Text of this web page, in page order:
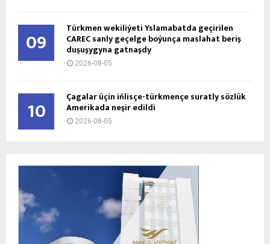
09 Türkmen wekiliýeti Yslamabatda geçirilen
CAREC sanly geçelge boýunça maslahat beriş
duşuşygyna gatnaşdy
2026-08-05
10 Çagalar üçin iňlisçe-türkmençe suratly sözlük
Amerikada neşir edildi
2026-08-05